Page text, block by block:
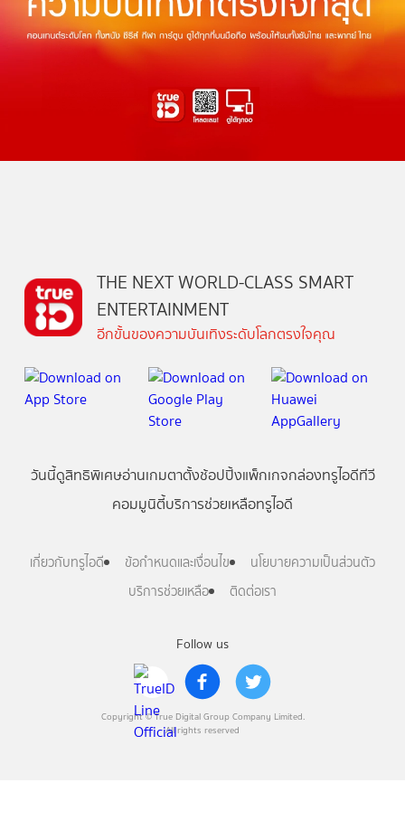
Follow us
Copyright © True Digital Group Company Limited.
All rights reserved
THE NEXT WORLD-CLASS SMART
ENTERTAINMENT
อีกขั้นของความบันเทิงระดับโลกตรงใจคุณ
วันนี้ดูสิทธิพิเศษอ่านเกมตาตั้งช้อปปิ้งแพ็กเกจกล่องทรูไอดีทีวี
คอมมูนิตี้บริการช่วยเหลือทรูไอดี
เกี่ยวกับทรูไอดี ข้อกำหนดและเงื่อนไข
นโยบายความเป็นส่วนตัว
บริการช่วยเหลือ
ติดต่อเรา